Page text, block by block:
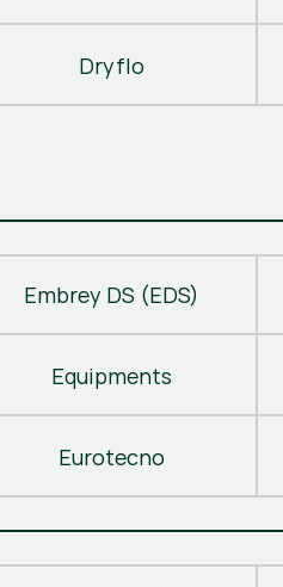
Dryflo
Embrey DS (EDS)
Equipments
Eurotecno